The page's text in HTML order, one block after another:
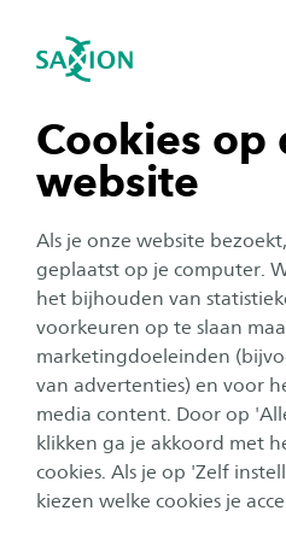
Cookies op
website
Als je onze website
geplaatst op je computer.
het bijhouden van
voorkeuren op te slaan
marketingdoeleinden
van advertenties) en voor
media content. Door op
klikken ga je akkoord met
cookies. Als je op 'Zelf
kiezen welke cookies je
Navigatie openen
tonen
tonen
tonen
tonen
sluiten
Events
Meerdere categorieën
Alle maanden
Geen resultaat